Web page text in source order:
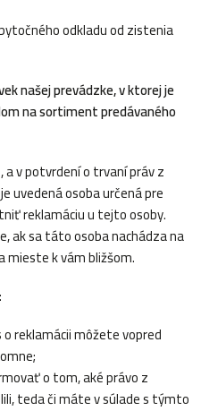
odkladu od zistenia
našej prevádzke, v ktorej je
na sortiment predávaného
v potvrdení o trvaní práv z
uvedená osoba určená pre
reklamáciu u tejto osoby.
ak sa táto osoba nachádza na
mieste k vám bližšom.
reklamácii môžete vopred
o tom, aké právo z
teda či máte v súlade s týmto